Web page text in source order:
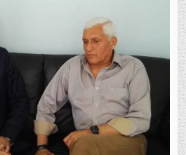
CARE
AU
CERUT
PROGRAM
SCURT
PENTRU
CĂ
BACINSCHI,
LĂȚCAN
ȘI